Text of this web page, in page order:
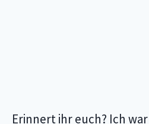
Erinnert ihr euch? Ich